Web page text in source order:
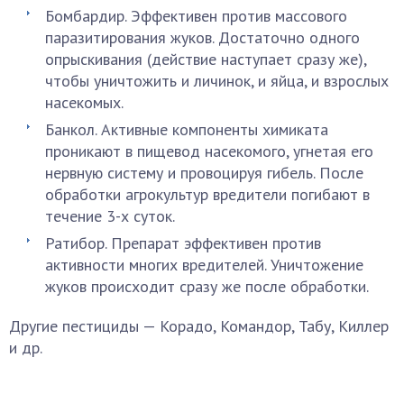
Бомбардир. Эффективен против массового
паразитирования жуков. Достаточно одного
опрыскивания (действие наступает сразу же),
чтобы уничтожить и личинок, и яйца, и взрослых
насекомых.
Банкол. Активные компоненты химиката
проникают в пищевод насекомого, угнетая его
нервную систему и провоцируя гибель. После
обработки агрокультур вредители погибают в
течение 3-х суток.
Ратибор. Препарат эффективен против
активности многих вредителей. Уничтожение
жуков происходит сразу же после обработки.
Другие пестициды — Корадо, Командор, Табу, Киллер
и др.